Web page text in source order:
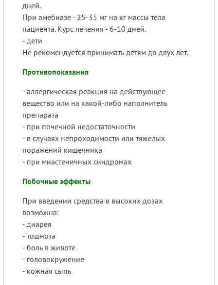
дней.
При амебиазе - 25-35 мг на кг массы тела
пациента. Курс лечения - 6-10 дней.
- дети
Не рекомендуется принимать детям до двух лет.
Противопоказания
- аллергическая реакция на действующее
вещество или на какой-либо наполнитель
препарата
- при почечной недостаточности
- в случаях непроходимости или тяжелых
поражений кишечника
- при миастеничных синдромах
Побочные эффекты
При введении средства в высоких дозах
возможна:
- диарея
- тошнота
- боль в животе
- головокружение
- кожная сыпь